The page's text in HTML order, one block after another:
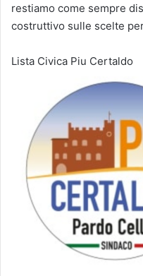
restiamo come sempre
costruttivo sulle scelte
Lista Civica Piu Certaldo